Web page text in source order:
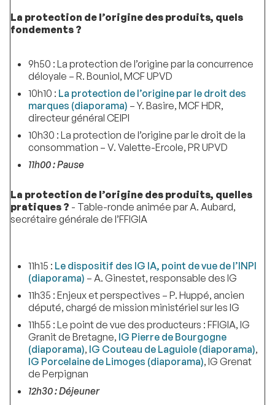
La protection de l’origine des produits, quels
fondements ?
9h50 : La protection de l’origine par la concurrence
déloyale – R. Bouniol, MCF UPVD
10h10 : La protection de l’origine par le droit des
marques (diaporama) – Y. Basire, MCF HDR,
directeur général CEIPI
10h30 : La protection de l’origine par le droit de la
consommation – V. Valette-Ercole, PR UPVD
11h00 : Pause
La protection de l’origine des produits, quelles
pratiques ? - Table-ronde animée par A. Aubard,
secrétaire générale de l’FFIGIA
11h15 : Le dispositif des IG IA, point de vue de l’INPI
(diaporama) – A. Ginestet, responsable des IG
11h35 : Enjeux et perspectives – P. Huppé, ancien
député, chargé de mission ministériel sur les IG
11h55 : Le point de vue des producteurs : FFIGIA, IG
Granit de Bretagne, IG Pierre de Bourgogne
(diaporama), IG Couteau de Laguiole (diaporama),
IG Porcelaine de Limoges (diaporama), IG Grenat
de Perpignan
12h30 : Déjeuner